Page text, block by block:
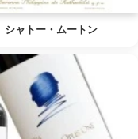
シャトー・ムートン